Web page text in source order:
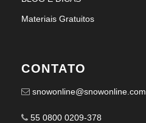
Materiais Gratuitos
CONTATO
snowonline@snowonline.com
55 0800 0209-378